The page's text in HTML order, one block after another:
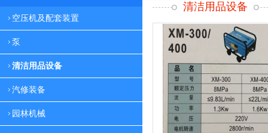
空压机及配套装置
泵
清洁用品设备
汽修装备
园林机械
清洁用品设备